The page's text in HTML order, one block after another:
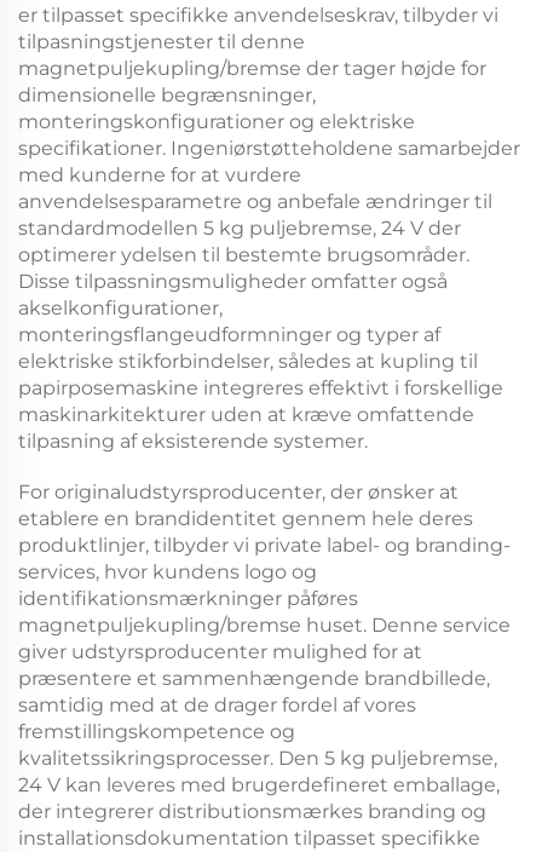
er tilpasset specifikke anvendelseskrav, tilbyder vi
tilpasningstjenester til denne
magnetpuljekupling/bremse der tager højde for
dimensionelle begrænsninger,
monteringskonfigurationer og elektriske
specifikationer. Ingeniørstøtteholdene samarbejder
med kunderne for at vurdere
anvendelsesparametre og anbefale ændringer til
standardmodellen 5 kg puljebremse, 24 V der
optimerer ydelsen til bestemte brugsområder.
Disse tilpassningsmuligheder omfatter også
akselkonfigurationer,
monteringsflangeudformninger og typer af
elektriske stikforbindelser, således at kupling til
papirposemaskine integreres effektivt i forskellige
maskinarkitekturer uden at kræve omfattende
tilpasning af eksisterende systemer.
For originaludstyrsproducenter, der ønsker at
etablere en brandidentitet gennem hele deres
produktlinjer, tilbyder vi private label- og branding-
services, hvor kundens logo og
identifikationsmærkninger påføres
magnetpuljekupling/bremse huset. Denne service
giver udstyrsproducenter mulighed for at
præsentere et sammenhængende brandbillede,
samtidig med at de drager fordel af vores
fremstillingskompetence og
kvalitetssikringsprocesser. Den 5 kg puljebremse,
24 V kan leveres med brugerdefineret emballage,
der integrerer distributionsmærkes branding og
installationsdokumentation tilpasset specifikke